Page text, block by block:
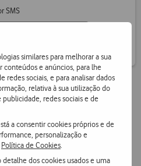
similares para melhorar a sua
conteúdos e anúncios, para lhe
redes sociais, e para analisar dados
relativa à sua utilização do
redes sociais e de
a consentir cookies próprios e de
personalização e
Política de Cookies
detalhe dos cookies usados e uma
SMS
qualquer produto numa das